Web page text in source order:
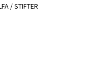
/ STIFTER